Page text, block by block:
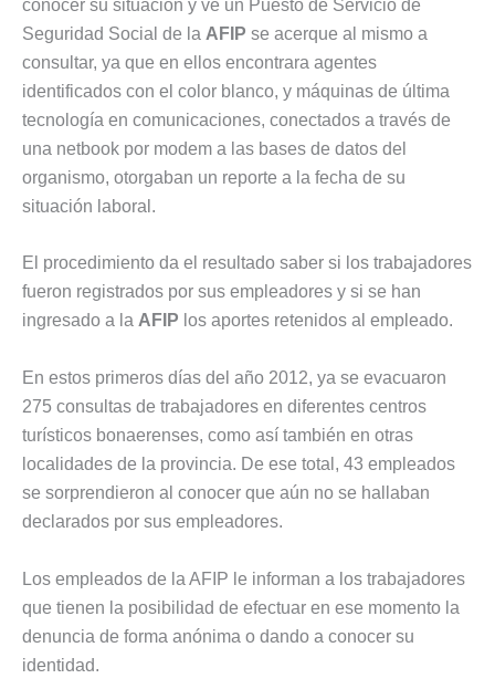
conocer su situación y ve un Puesto de Servicio de
Seguridad Social de la AFIP se acerque al mismo a
consultar, ya que en ellos encontrara agentes
identificados con el color blanco, y máquinas de última
tecnología en comunicaciones, conectados a través de
una netbook por modem a las bases de datos del
organismo, otorgaban un reporte a la fecha de su
situación laboral.
El procedimiento da el resultado saber si los trabajadores
fueron registrados por sus empleadores y si se han
ingresado a la AFIP los aportes retenidos al empleado.
En estos primeros días del año 2012, ya se evacuaron
275 consultas de trabajadores en diferentes centros
turísticos bonaerenses, como así también en otras
localidades de la provincia. De ese total, 43 empleados
se sorprendieron al conocer que aún no se hallaban
declarados por sus empleadores.
Los empleados de la AFIP le informan a los trabajadores
que tienen la posibilidad de efectuar en ese momento la
denuncia de forma anónima o dando a conocer su
identidad.